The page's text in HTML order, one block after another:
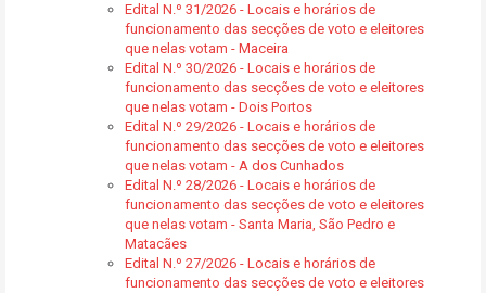
Edital N.º 31/2026 - Locais e horários de
funcionamento das secções de voto e eleitores
que nelas votam - Maceira
Edital N.º 30/2026 - Locais e horários de
funcionamento das secções de voto e eleitores
que nelas votam - Dois Portos
Edital N.º 29/2026 - Locais e horários de
funcionamento das secções de voto e eleitores
que nelas votam - A dos Cunhados
Edital N.º 28/2026 - Locais e horários de
funcionamento das secções de voto e eleitores
que nelas votam - Santa Maria, São Pedro e
Matacães
Edital N.º 27/2026 - Locais e horários de
funcionamento das secções de voto e eleitores